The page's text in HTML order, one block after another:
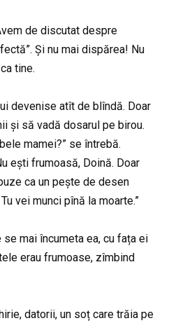
de discutat despre
Și nu mai dispărea! Nu
tine.
devenise atît de blîndă. Doar
și să vadă dosarul pe birou.
mamei?” se întrebă.
ești frumoasă, Doină. Doar
ca un pește de desen
vei munci pînă la moarte.”
mai încumeta ea, cu fața ei
erau frumoase, zîmbind
datorii, un soț care trăia pe